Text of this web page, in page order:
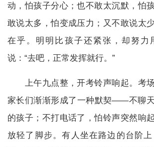
动，怕孩子分心；也不敢太沉默，怕
敢说太多，怕变成压力；又不敢说太
在乎。明明比孩子还紧张，却努力
说：“去吧，正常发挥就行。”
上午九点整，开考铃声响起。考场
家长们渐渐形成了一种默契——不聊
的孩子；不打电话了，怕铃声突然响
放轻了脚步。有人坐在路边的台阶